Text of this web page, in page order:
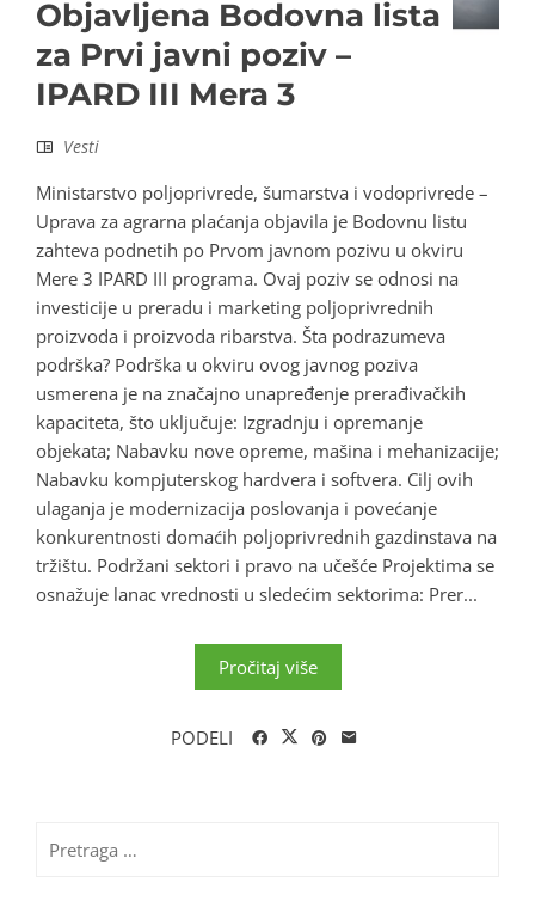
Objavljena Bodovna lista
za Prvi javni poziv –
IPARD III Mera 3
Vesti
Ministarstvo poljoprivrede, šumarstva i vodoprivrede –
Uprava za agrarna plaćanja objavila je Bodovnu listu
zahteva podnetih po Prvom javnom pozivu u okviru
Mere 3 IPARD III programa. Ovaj poziv se odnosi na
investicije u preradu i marketing poljoprivrednih
proizvoda i proizvoda ribarstva. Šta podrazumeva
podrška? Podrška u okviru ovog javnog poziva
usmerena je na značajno unapređenje prerađivačkih
kapaciteta, što uključuje: Izgradnju i opremanje
objekata; Nabavku nove opreme, mašina i mehanizacije;
Nabavku kompjuterskog hardvera i softvera. Cilj ovih
ulaganja je modernizacija poslovanja i povećanje
konkurentnosti domaćih poljoprivrednih gazdinstava na
tržištu. Podržani sektori i pravo na učešće Projektima se
osnažuje lanac vrednosti u sledećim sektorima: Prer...
Pročitaj više
PODELI
za: